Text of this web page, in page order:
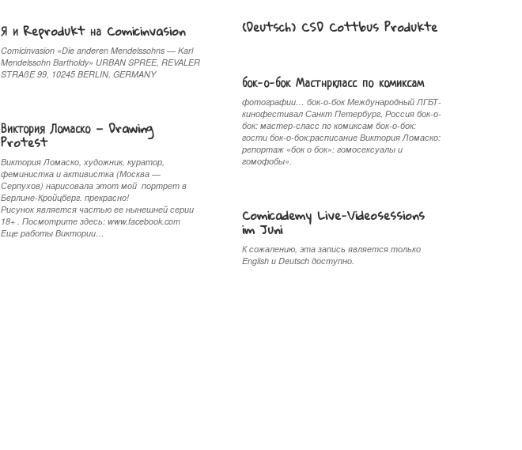
(Deutsch) CSD Cottbus Produkte
Я и Reprodukt на Comicinvasion
Comicinvasion «Die anderen Mendelssohns — Karl
Mendelssohn Bartholdy» URBAN SPREE, REVALER
STRAßE 99, 10245 BERLIN, GERMANY
бок-о-бок Мастнркласс по комиксам
фотографии… бок-о-бок Международный ЛГБТ-
кинофестивал Санкт Петербург, Россия бок-о-
бок: мастер-сласс пo комиксам бок-о-бок:
гости бок-о-бок:расписание Виктория Ломаско:
репортaж «бок о бок»: гомосексуалы и
гомофобы».
Виктория Ломаско — Drawing
Protest
Виктория Ломаско, художник, куратор,
феминистка и активистка (Москва —
Серпухов) нарисовала этот мой портрет в
Берлине-Кройцберг. прекрaсно!
Рисунок является частью ее нынешней серии
18+ . Посмотрите здесь: www.facebook.com
Еще работы Виктории…
Comicademy Live-Videosessions
im Juni
К сожалению, эта запись является только
English и Deutsch доступно.